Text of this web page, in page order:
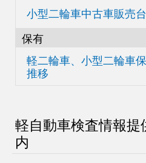
小型二輪車中古車販売
保有
軽二輪車、小型二輪車
推移
軽自動車検査情報提
内